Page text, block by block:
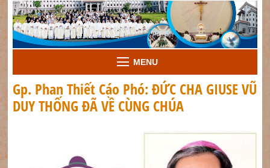
MENU
Gp. Phan Thiết Cáo Phó: ĐỨC CHA GIUSE VŨ
DUY THỐNG ĐÃ VỀ CÙNG CHÚA